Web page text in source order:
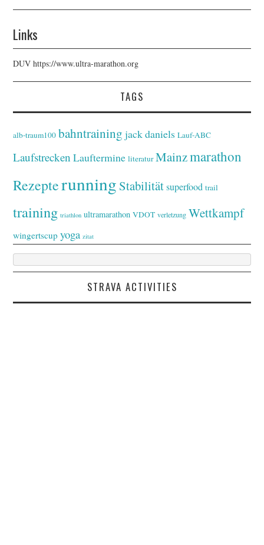
Links
DUVhttps://www.ultra-marathon.org
TAGS
alb-traum100 bahntraining jack daniels Lauf-ABC
Laufstrecken Lauftermine literatur Mainzmarathon
Rezepterunning Stabilität superfood trail
training triathlon ultramarathon VDOT verletzung Wettkampf
wingertscup yoga zitat
STRAVA ACTIVITIES